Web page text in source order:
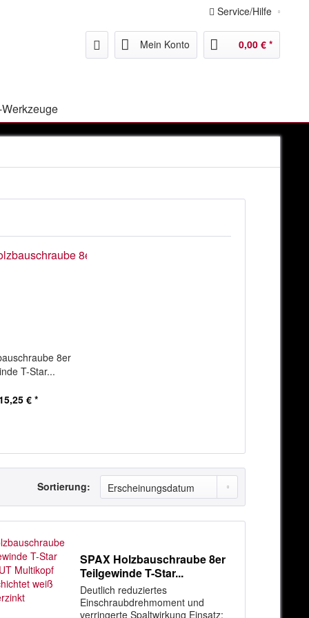
Service/Hilfe
Mein Konto 0,00 € *
8er
T-Star...
€ *
Sortierung:
SPAX Holzbauschraube 8er
Teilgewinde T-Star...
Deutlich reduziertes
Einschraubdrehmoment und
verringerte Spaltwirkung Einsatz: